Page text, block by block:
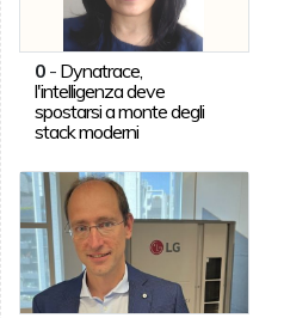
0- Dynatrace,
l'intelligenza deve
spostarsi a monte degli
stack moderni